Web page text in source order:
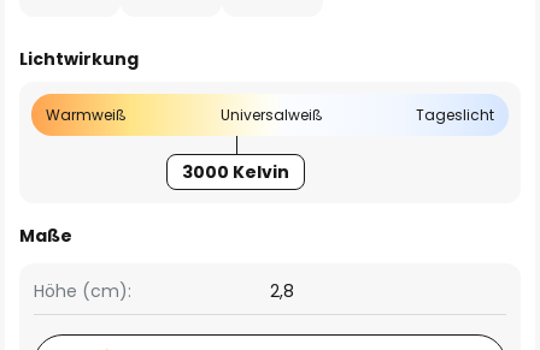
Lichtwirkung
Warmweiß Universalweiß Tageslicht
3000 Kelvin
Maße
Höhe (cm): 2,8